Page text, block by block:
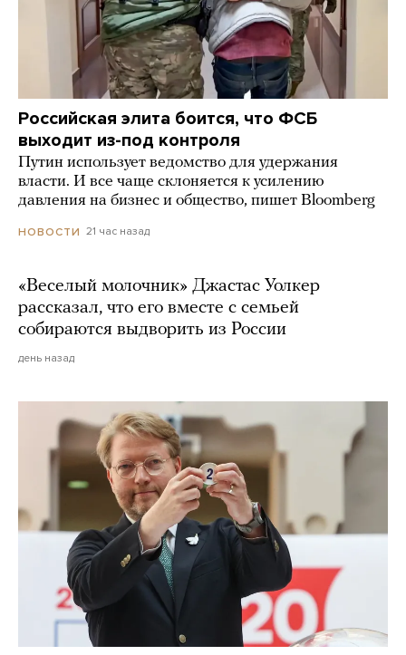
Российская элита боится, что ФСБ
выходит из-под контроля
Путин использует ведомство для удержания
власти. И все чаще склоняется к усилению
давления на бизнес и общество, пишет Bloomberg
НОВОСТИ 21 час назад
«Веселый молочник» Джастас Уолкер
рассказал, что его вместе с семьей
собираются выдворить из России
день назад